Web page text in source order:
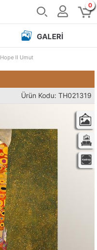
0
GALERI
Hope II Umut
Ürün Kodu: TH021319